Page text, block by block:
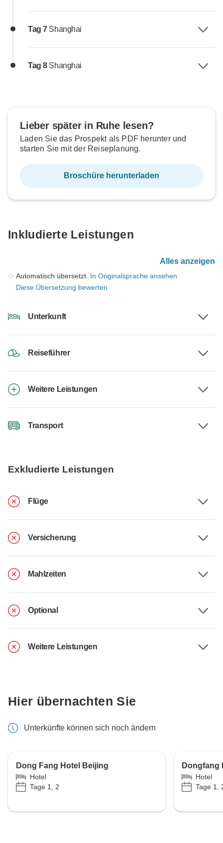
Tag 7 Shanghai
Tag 8 Shanghai
Lieber später in Ruhe lesen?
Laden Sie das Prospekt als PDF herunter und
starten Sie mit der Reiseplanung.
Broschüre herunterladen
Inkludierte Leistungen
Alles anzeigen
Automatisch übersetzt. In Originalsprache ansehen
Diese Übersetzung bewerten
Unterkunft
Reiseführer
Weitere Leistungen
Transport
Exkludierte Leistungen
Flüge
Versicherung
Mahlzeiten
Optional
Weitere Leistungen
Hier übernachten Sie
Unterkünfte können sich noch ändern
Dong Fang Hotel Beijing
Hotel
Tage 1, 2
Dongfang
Hotel
Tage 1,